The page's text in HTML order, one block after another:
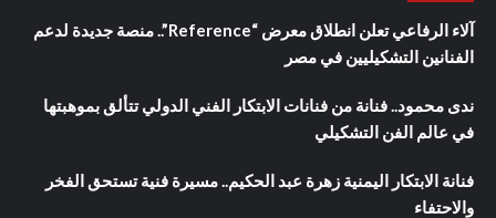
آلاء الرفاعي تعلن انطلاق معرض “Reference”.. منصة جديدة لدعم
الفنانين التشكيليين في مصر
ندى محمود.. فنانة من فنانات الابتكار الفني الدولي تتألق بموهبتها
في عالم الفن التشكيلي
فنانة الابتكار اليمنية زهرة عبد الحكيم.. مسيرة فنية تستحق الفخر
والاحتفاء